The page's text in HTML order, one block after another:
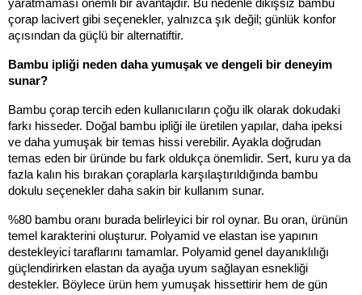
yaratmaması önemli bir avantajdır. Bu nedenle dikişsiz bambu
çorap lacivert gibi seçenekler, yalnızca şık değil; günlük konfor
açısından da güçlü bir alternatiftir.
Bambu ipliği neden daha yumuşak ve dengeli bir deneyim
sunar?
Bambu çorap tercih eden kullanıcıların çoğu ilk olarak dokudaki
farkı hisseder. Doğal bambu ipliği ile üretilen yapılar, daha ipeksi
ve daha yumuşak bir temas hissi verebilir. Ayakla doğrudan
temas eden bir üründe bu fark oldukça önemlidir. Sert, kuru ya da
fazla kalın his bırakan çoraplarla karşılaştırıldığında bambu
dokulu seçenekler daha sakin bir kullanım sunar.
%80 bambu oranı burada belirleyici bir rol oynar. Bu oran, ürünün
temel karakterini oluşturur. Polyamid ve elastan ise yapının
destekleyici taraflarını tamamlar. Polyamid genel dayanıklılığı
güçlendirirken elastan da ayağa uyum sağlayan esnekliği
destekler. Böylece ürün hem yumuşak hissettirir hem de gün